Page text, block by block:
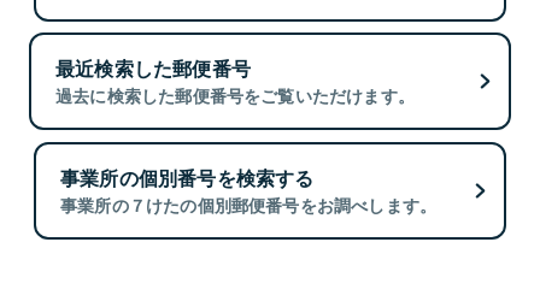
最近検索した郵便番号
過去に検索した郵便番号をご覧いただけます。
事業所の個別番号を検索する
事業所の７けたの個別郵便番号をお調べします。